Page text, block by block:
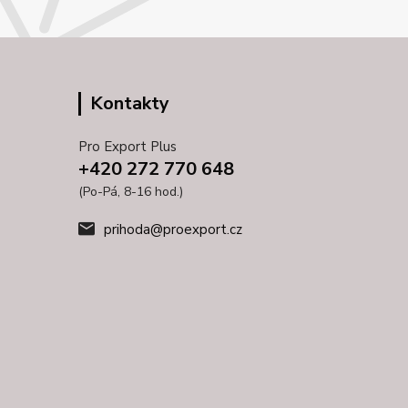
Kontakty
Pro Export Plus
+420 272 770 648
(Po-Pá, 8-16 hod.)
prihoda@proexport.cz